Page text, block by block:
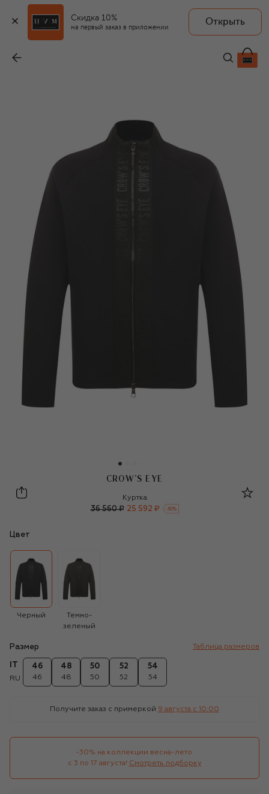
Скидка 10%
на первый заказ в приложении
Открыть
CROW’S EYE
CROW’S EYE
Crow’s eye
Куртка
36 560 ₽ 25 592 ₽ -30%
Цвет
Черный
Темно-
зеленый
Размер Таблица размеров
RU
46
46
48
48
50
50
52
52
54
54
Получите заказ с примеркой 9 августа c 10:00
-30% на коллекции весна-лето
с 3 по 17 августа! Смотреть подборку